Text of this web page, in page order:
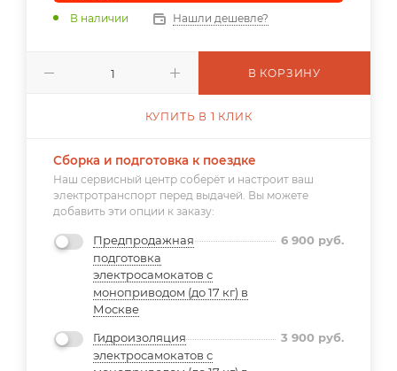
В наличии
Нашли дешевле?
В КОРЗИНУ
КУПИТЬ В 1 КЛИК
Сборка и подготовка к поездке
Наш сервисный центр соберёт и настроит ваш
электротранспорт перед выдачей. Вы можете
добавить эти опции к заказу:
Предпродажная
подготовка
электросамокатов с
моноприводом (до 17 кг) в
Москве
6 900 руб.
Гидроизоляция
электросамокатов с
3 900 руб.